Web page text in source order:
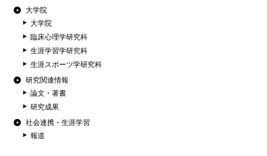
大学院
大学院
臨床心理学研究科
生涯学習学研究科
生涯スポーツ学研究科
研究関連情報
論文・著書
研究成果
社会連携・生涯学習
報道